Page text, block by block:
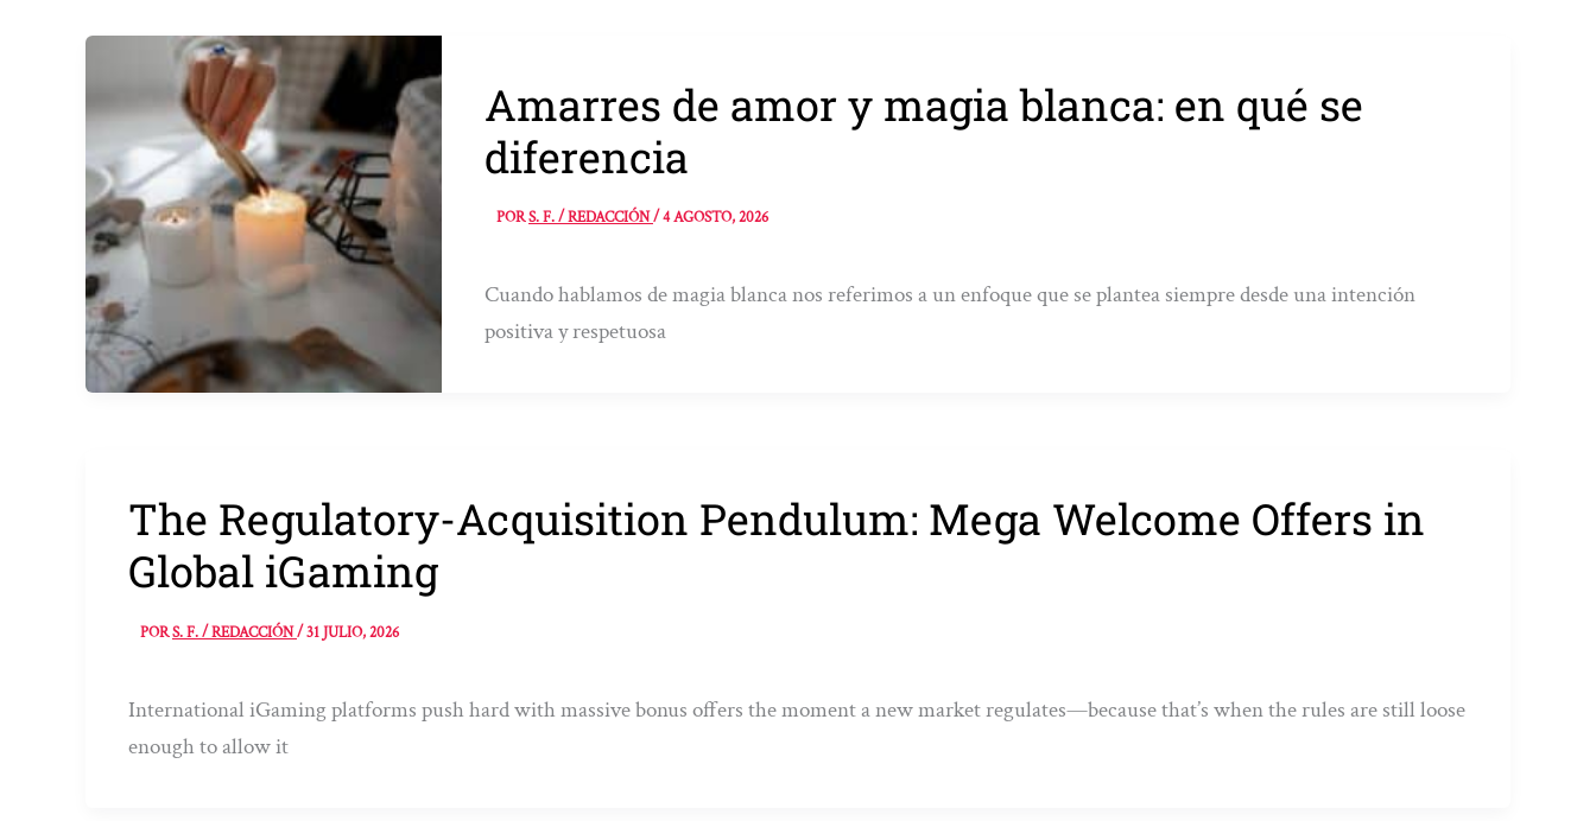
Amarres de amor y magia blanca: en qué se
diferencia
PORS. F. / REDACCIÓN/4 AGOSTO, 2026
Cuando hablamos de magia blanca nos referimos a un enfoque que se plantea siempre desde una intención
positiva y respetuosa
The Regulatory-Acquisition Pendulum: Mega Welcome Offers in
Global iGaming
PORS. F. / REDACCIÓN/31 JULIO, 2026
International iGaming platforms push hard with massive bonus offers the moment a new market regulates—because that’s when the rules are still loose
enough to allow it